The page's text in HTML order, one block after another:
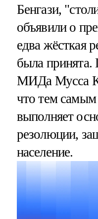
Бенгази,
объявили о
едва жёсткая
была принята.
МИДа Мусса
что тем самым
выполняет
резолюции,
население.